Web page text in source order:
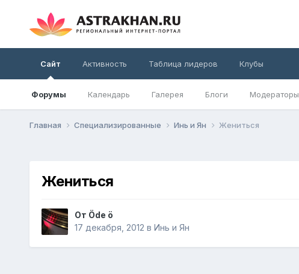
Сайт
Форумы Календарь Галерея Блоги Модераторы
Активность Таблица лидеров Клубы
Главная Специализированные Инь и Ян Жениться
Жениться
От Öde ö
17 декабря, 2012 в Инь и Ян